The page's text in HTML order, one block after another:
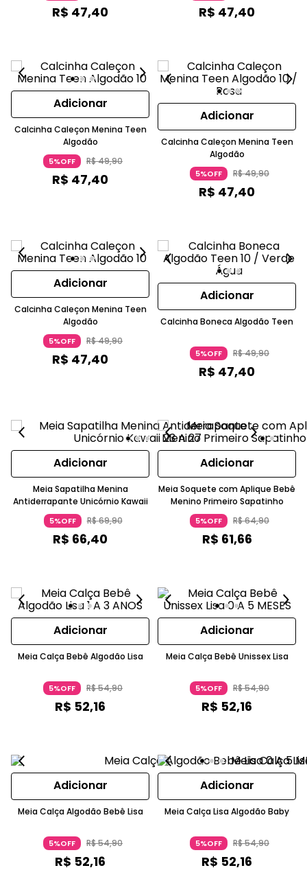
R$ 47,40 R$ 47,40
Adicionar
Calcinha Caleçon Menina Teen
Algodão
5%OFF R$49,90
R$ 47,40
Adicionar
Calcinha Caleçon Menina Teen
Algodão
5%OFF R$49,90
R$ 47,40
Adicionar
Calcinha Caleçon Menina Teen
Algodão
5%OFF R$49,90
R$ 47,40
Adicionar
Calcinha Boneca Algodão Teen
5%OFF R$49,90
R$ 47,40
Adicionar
Meia Sapatilha Menina
Antiderrapante Unicórnio Kawaii
5%OFF R$69,90
R$ 66,40
Adicionar
Meia Soquete com Aplique Bebê
Menino Primeiro Sapatinho
5%OFF R$64,90
R$ 61,66
Adicionar
Meia Calça Bebê Algodão Lisa
5%OFF R$54,90
R$ 52,16
Adicionar
Meia Calça Bebê Unissex Lisa
5%OFF R$54,90
R$ 52,16
Adicionar
Meia Calça Algodão Bebê Lisa
5%OFF R$54,90
R$ 52,16
Adicionar
Meia Calça Lisa Algodão Baby
5%OFF R$54,90
R$ 52,16